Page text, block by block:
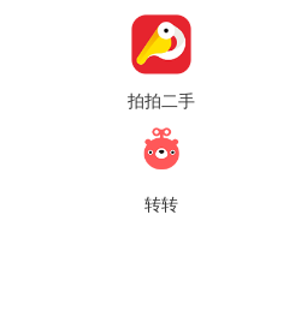
拍拍二手
转转